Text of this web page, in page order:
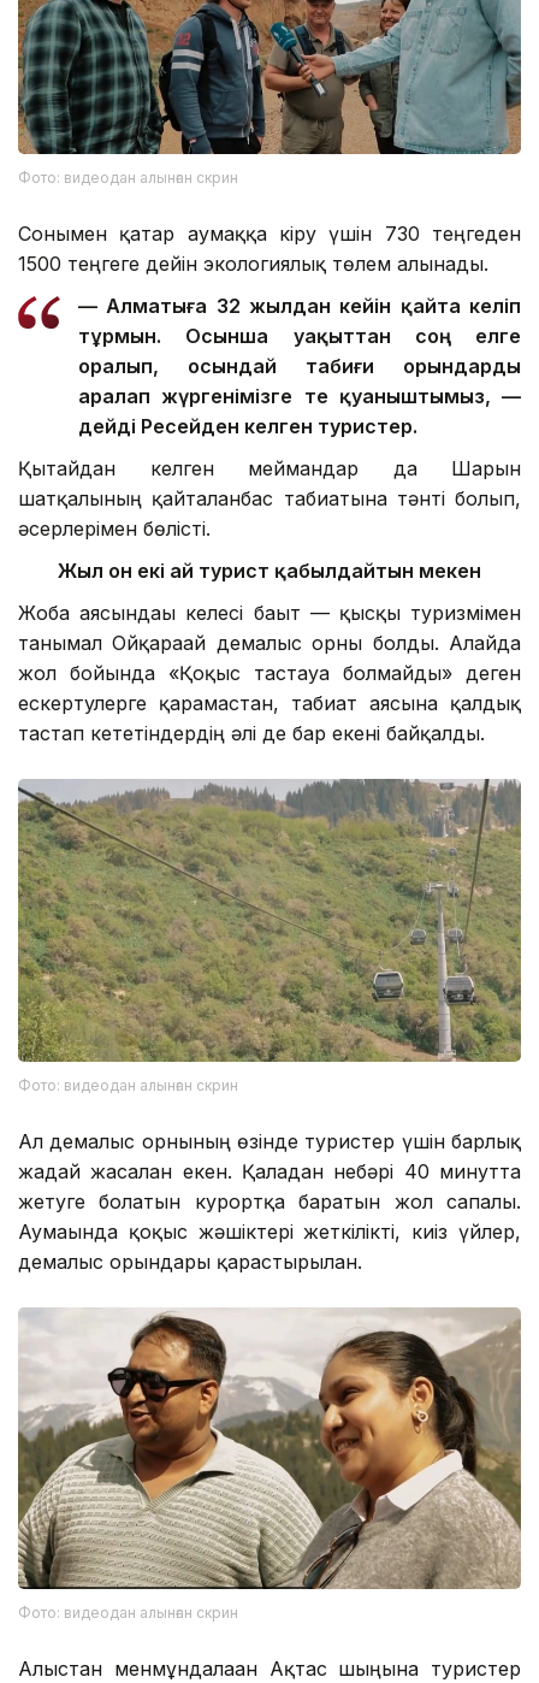
Фото: видеодан алынған скрин
Сонымен қатар аумаққа кіру үшін 730 теңгеден
1500 теңгеге дейін экологиялық төлем алынады.
— Алматыға 32 жылдан кейін қайта келіп
тұрмын. Осынша уақыттан соң елге
оралып, осындай табиғи орындарды
аралап жүргенімізге өте қуаныштымыз, —
дейді Ресейден келген туристер.
Қытайдан келген меймандар да Шарын
шатқалының қайталанбас табиғатына тәнті болып,
әсерлерімен бөлісті.
Жыл он екі ай турист қабылдайтын мекен
Жоба аясындағы келесі бағыт — қысқы туризмімен
танымал Ойқарағай демалыс орны болды. Алайда
жол бойында «Қоқыс тастауға болмайды» деген
ескертулерге қарамастан, табиғат аясына қалдық
тастап кететіндердің әлі де бар екені байқалды.
Фото: видеодан алынған скрин
Ал демалыс орнының өзінде туристер үшін барлық
жағдай жасалған екен. Қаладан небәрі 40 минутта
жетуге болатын курортқа баратын жол сапалы.
Аумағында қоқыс жәшіктері жеткілікті, киіз үйлер,
демалыс орындары қарастырылған.
Фото: видеодан алынған скрин
Алыстан менмұндалаған Ақтас шыңына туристер